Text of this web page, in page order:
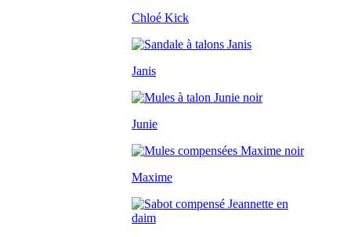
Chloé Kick
Janis
Junie
Maxime